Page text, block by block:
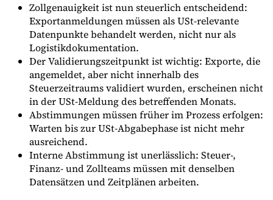
Zollgenauigkeit ist nun steuerlich entscheidend:
Exportanmeldungen müssen als USt-relevante
Datenpunkte behandelt werden, nicht nur als
Logistikdokumentation.
Der Validierungszeitpunkt ist wichtig: Exporte, die
angemeldet, aber nicht innerhalb des
Steuerzeitraums validiert wurden, erscheinen nicht
in der USt-Meldung des betreffenden Monats.
Abstimmungen müssen früher im Prozess erfolgen:
Warten bis zur USt-Abgabephase ist nicht mehr
ausreichend.
Interne Abstimmung ist unerlässlich: Steuer-,
Finanz- und Zollteams müssen mit denselben
Datensätzen und Zeitplänen arbeiten.